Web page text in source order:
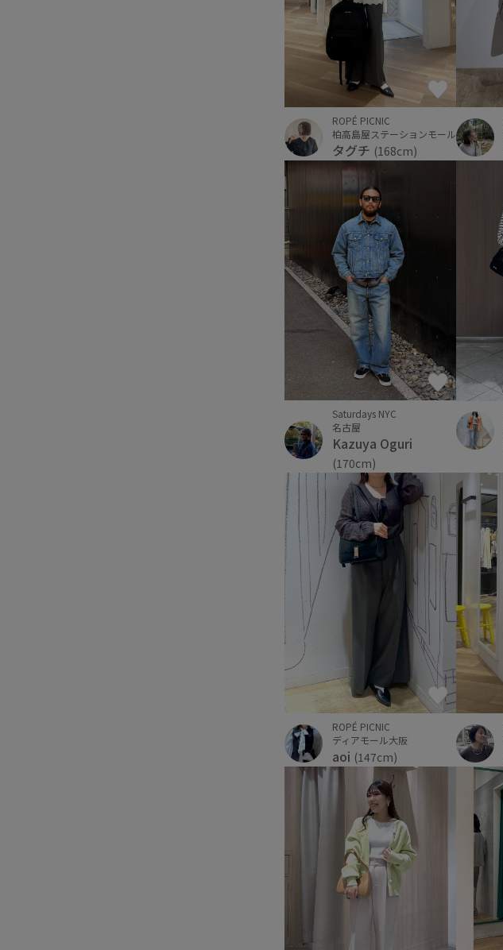
ROPÉ PICNIC
柏高島屋ステーションモール
タグチ (168cm)
Saturdays NYC
名古屋
Kazuya Oguri
(170cm)
ROPÉ PICNIC
ディアモール大阪
aoi (147cm)